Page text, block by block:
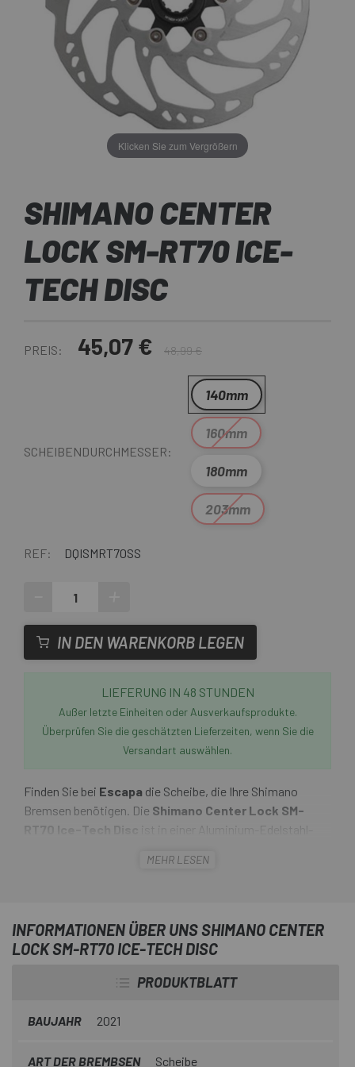
Klicken Sie zum Vergrößern
SHIMANO CENTER
LOCK SM-RT70 ICE-
TECH DISC
PREIS: 45,07 € 48,99 €
SCHEIBENDURCHMESSER:
140mm
160mm
180mm
203mm
REF: DQISMRT70SS
IN DEN WARENKORB LEGEN
LIEFERUNG IN 48 STUNDEN
Außer letzte Einheiten oder Ausverkaufsprodukte.
Überprüfen Sie die geschätzten Lieferzeiten, wenn Sie die
Versandart auswählen.
Finden Sie bei Escapa die Scheibe, die Ihre Shimano
Bremsen benötigen. Die Shimano Center Lock SM-
RT70 Ice-Tech Disc
ist in einer Aluminium-Edelstahl-
optimale Bremsleistung bei trockenen und nassen
Durch den Aluminiumkern wird die Wärmeableitung
verbessert, was die Stabilität deutlich erhöht. Der Alu
Spider erzeugt eine hohe Steifigkeit, sodass sich die
Scheibe kaum verformt und lästiges Schleifen weitgehend
Mit der Centerlock-Halterung ist eine einfache Montage an
MEHR LESEN
INFORMATIONEN ÜBER UNS SHIMANO CENTER
LOCK SM-RT70 ICE-TECH DISC
PRODUKTBLATT
BAUJAHR 2021
ART DER BREMBSEN Scheibe